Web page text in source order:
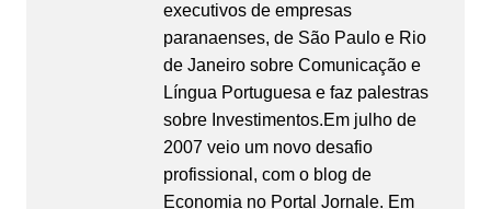
executivos de empresas
paranaenses, de São Paulo e Rio
de Janeiro sobre Comunicação e
Língua Portuguesa e faz palestras
sobre Investimentos.Em julho de
2007 veio um novo desafio
profissional, com o blog de
Economia no Portal Jornale. Em